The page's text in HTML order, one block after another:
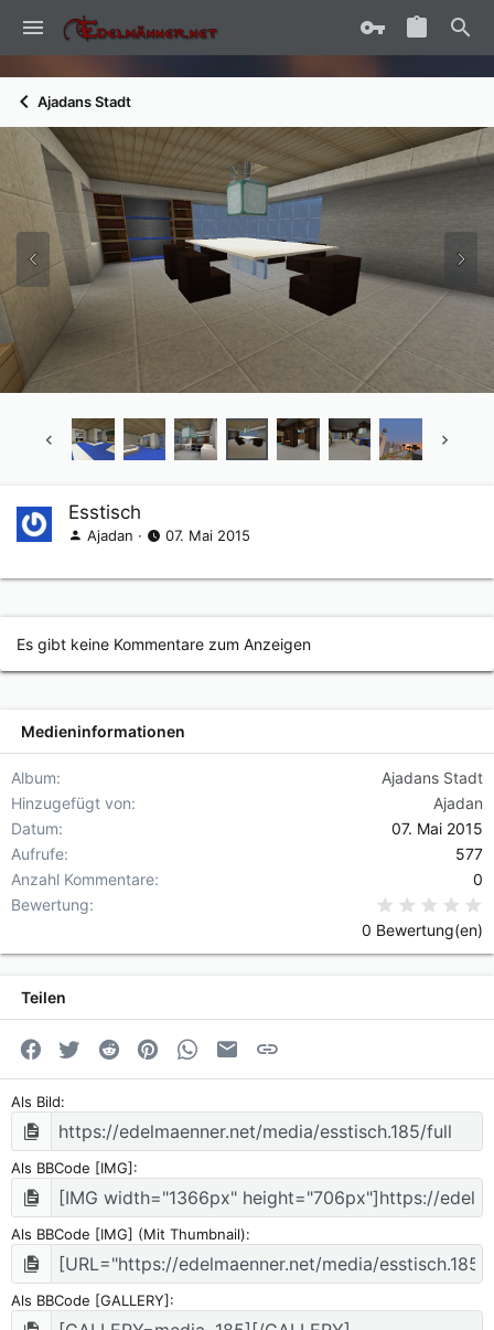
Ajadans Stadt
Esstisch
Ajadan 07. Mai 2015
Es gibt keine Kommentare zum Anzeigen
Medieninformationen
Album
Ajadans Stadt
Hinzugefügt von
Ajadan
Datum
07. Mai 2015
Aufrufe
577
Anzahl Kommentare
0
Bewertung
0 Bewertung(en)
Teilen
Facebook
Twitter Reddit PinterestWhatsApp
E-MailLink
Als Bild
Als BBCode [IMG]
Als BBCode [IMG] (Mit Thumbnail)
Als BBCode [GALLERY]